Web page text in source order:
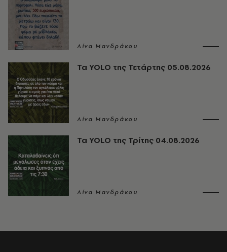
Λίνα Μανδράκου
Τα YOLO της Τετάρτης 05.08.2026
Λίνα Μανδράκου
Τα YOLO της Τρίτης 04.08.2026
Λίνα Μανδράκου